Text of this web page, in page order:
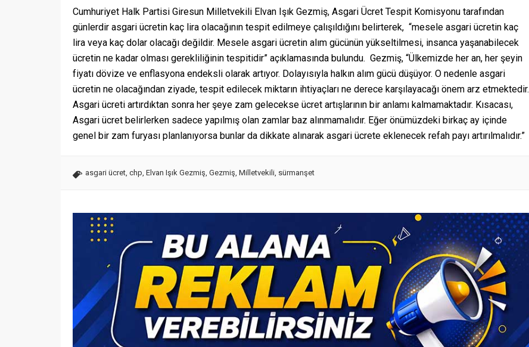
Cumhuriyet Halk Partisi Giresun Milletvekili Elvan Işık Gezmiş, Asgari Ücret Tespit Komisyonu tarafından
günlerdir asgari ücretin kaç lira olacağının tespit edilmeye çalışıldığını belirterek, “mesele asgari ücretin kaç
lira veya kaç dolar olacağı değildir. Mesele asgari ücretin alım gücünün yükseltilmesi, insanca yaşanabilecek
ücretin ne kadar olması gerekliliğinin tespitidir” açıklamasında bulundu. Gezmiş, “Ülkemizde her an, her şeyin
fiyatı dövize ve enflasyona endeksli olarak artıyor. Dolayısıyla halkın alım gücü düşüyor. O nedenle asgari
ücretin ne olacağından ziyade, tespit edilecek miktarın ihtiyaçları ne derece karşılayacağı önem arz etmektedir.
Asgari ücreti artırdıktan sonra her şeye zam gelecekse ücret artışlarının bir anlamı kalmamaktadır. Kısacası,
Asgari ücret belirlerken sadece yapılmış olan zamlar baz alınmamalıdır. Eğer önümüzdeki birkaç ay içinde
genel bir zam furyası planlanıyorsa bunlar da dikkate alınarak asgari ücrete eklenecek refah payı artırılmalıdır.”
asgari ücret, chp, Elvan Işık Gezmiş, Gezmiş, Milletvekili, sürmanşet